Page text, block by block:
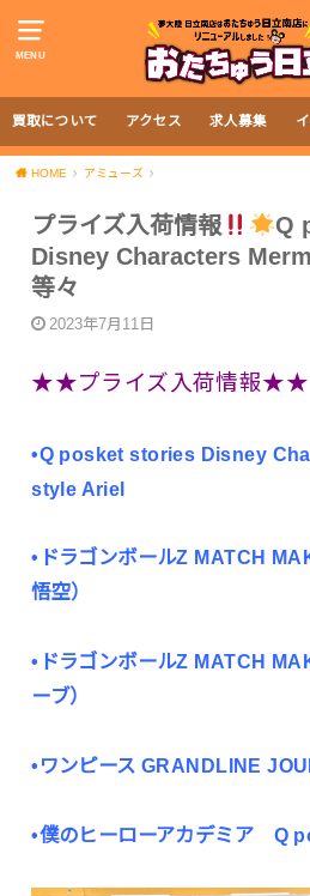
MENU
買取について アクセス 求人募集
HOME アミューズ
プライズ入荷情報
Q
Disney Characters
等々
2023年7月11日
★★プライズ入荷情報★★
•Q posket stories Disney
style Ariel
•ドラゴンボールZ MATCH
悟空）
•ドラゴンボールZ MATCH
ーブ）
•ワンピース GRANDLINE
•僕のヒーローアカデミア Q